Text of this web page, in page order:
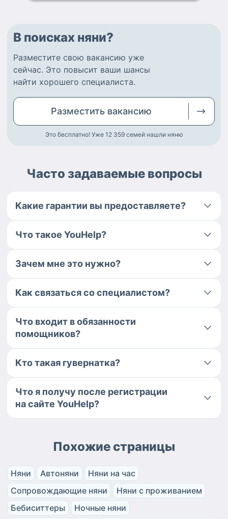
В поисках няни?
Разместите свою вакансию уже
сейчас. Это повысит ваши шансы
найти хорошего специалиста.
Разместить вакансию
Это бесплатно! Уже 12 359 семей нашли няню
Часто задаваемые вопросы
Какие гарантии вы предоставляете?
Что такое YouHelp?
Зачем мне это нужно?
Как связаться со специалистом?
Что входит в обязанности
помощников?
Кто такая гувернатка?
Что я получу после регистрации
на сайте YouHelp?
Похожие страницы
Няни Автоняни
Няни на час
Сопровождающие няни
Няни с проживанием
Бебиситтеры
Ночные няни